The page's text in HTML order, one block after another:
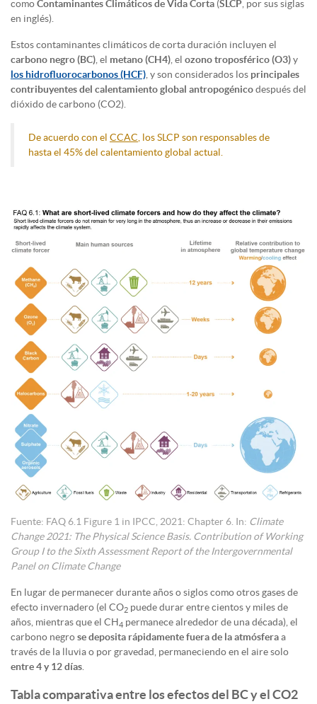
comoContaminantes Climáticos de Vida Corta (SLCP , por sus siglas
en inglés).
Estos contaminantes climáticos de corta duración incluyen el
carbono negro (BC) , el metano (CH4) , el ozono troposférico (O3)y
los hidrofluorocarbonos (HCF) , y son considerados los principales
contribuyentes del calentamiento global antropogénicodespués del
dióxido de carbono (CO2).
De acuerdo con el CCAC , los SLCP son responsables de
hasta el 45% del calentamiento global actual.
Fuente: FAQ 6.1 Figure 1 in IPCC, 2021: Chapter 6. In: Climate
Change 2021: The Physical Science Basis. Contribution of Working
Group I to the Sixth Assessment Report of the Intergovernmental
Panel on Climate Change
En lugar de permanecer durante años o siglos como otros gases de
efecto invernadero (el CO2 puede durar entre cientos y miles de
años, mientras que el CH4 permanece alrededor de una década), el
carbono negrose deposita rápidamente fuera de la atmósferaa
través de la lluvia o por gravedad, permaneciendo en el aire solo
entre 4 y 12 días
Tabla comparativa entre los efectos del BC y el CO2